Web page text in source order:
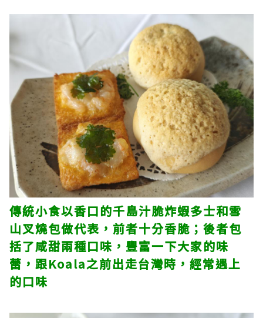
傳統小食以香口的千島汁脆炸蝦多士和雪
山叉燒包做代表，前者十分香脆；後者包
括了咸甜兩種口味，豐富一下大家的味
蕾，跟Koala之前出走台灣時，經常遇上
的口味